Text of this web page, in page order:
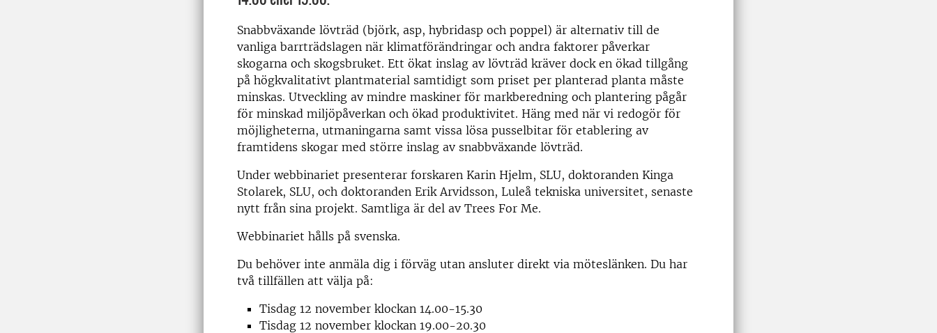
Snabbväxande lövträd (björk, asp, hybridasp och poppel) är alternativ till de
vanliga barrträdslagen när klimatförändringar och andra faktorer påverkar
skogarna och skogsbruket. Ett ökat inslag av lövträd kräver dock en ökad tillgång
på högkvalitativt plantmaterial samtidigt som priset per planterad planta måste
minskas. Utveckling av mindre maskiner för markberedning och plantering pågår
för minskad miljöpåverkan och ökad produktivitet. Häng med när vi redogör för
möjligheterna, utmaningarna samt vissa lösa pusselbitar för etablering av
framtidens skogar med större inslag av snabbväxande lövträd.
Under webbinariet presenterar forskaren Karin Hjelm, SLU, doktoranden Kinga
Stolarek, SLU, och doktoranden Erik Arvidsson, Luleå tekniska universitet, senaste
nytt från sina projekt. Samtliga är del av Trees For Me.
Webbinariet hålls på svenska.
Du behöver inte anmäla dig i förväg utan ansluter direkt via möteslänken. Du har
två tillfällen att välja på:
Tisdag 12 november klockan 14.00-15.30
Tisdag 12 november klockan 19.00-20.30